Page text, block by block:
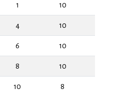
1 10
4 10
6 10
8 10
10 8